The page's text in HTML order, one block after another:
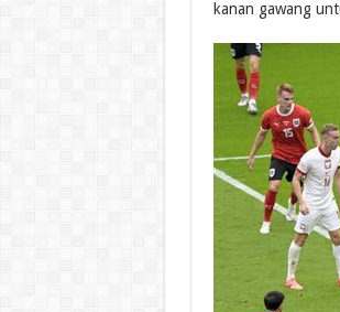
kanan gawang